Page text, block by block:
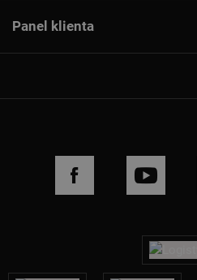
Panel klienta
FACEBOOK YOUTUBE